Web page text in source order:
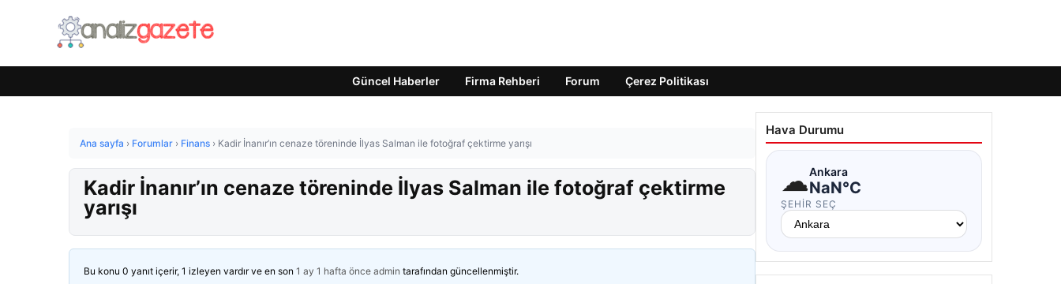
Güncel Haberler Firma Rehberi Forum Çerez Politikası
Ana sayfa › Forumlar › Finans › Kadir İnanır’ın cenaze töreninde İlyas Salman ile fotoğraf çektirme yarışı
Kadir İnanır’ın cenaze töreninde İlyas Salman ile fotoğraf çektirme
yarışı
Bu konu 0 yanıt içerir, 1 izleyen vardır ve en son 1 ay 1 hafta önce admin tarafından güncellenmiştir.
Hava Durumu
☁Ankara
NaN°C
ŞEHIR SEÇ